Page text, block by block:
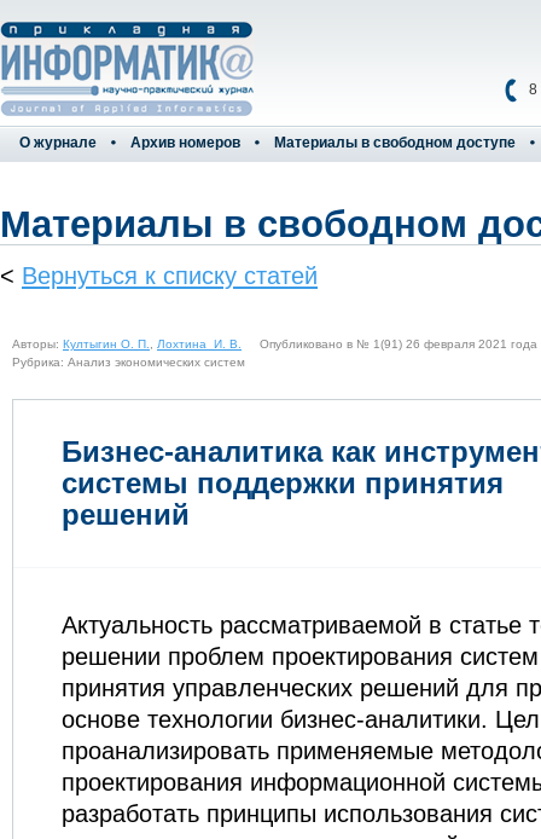
8
О журнале Архив номеров Материалы в свободном доступе
Материалы в свободном
< Вернуться к списку статей
Авторы: Култыгин О. П. Лохтина И. В.
Опубликовано в № 1(91) 26 февраля 2021 года
Рубрика: Анализ экономических систем
Бизнес-аналитика как
системы поддержки принятия
решений
Актуальность рассматриваемой в статье
решении проблем проектирования
принятия управленческих решений для
основе технологии бизнес-аналитики.
проанализировать применяемые
проектирования информационной
разработать принципы использования